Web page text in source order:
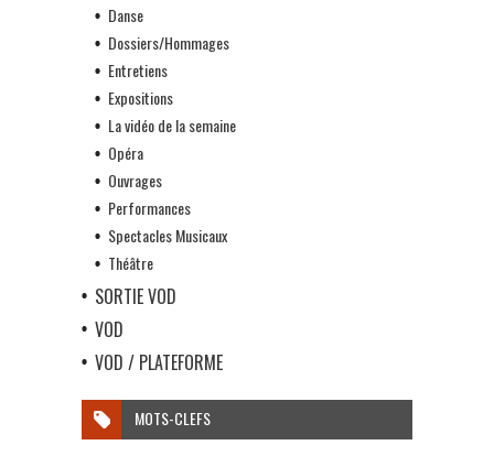
Danse
Dossiers/Hommages
Entretiens
Expositions
La vidéo de la semaine
Opéra
Ouvrages
Performances
Spectacles Musicaux
Théâtre
SORTIE VOD
VOD
VOD / PLATEFORME
MOTS-CLEFS